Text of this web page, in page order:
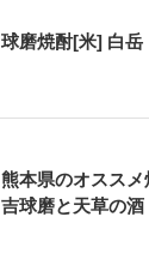
球磨焼酎[米] 白岳
熊本県のオスス
吉球磨と天草の酒